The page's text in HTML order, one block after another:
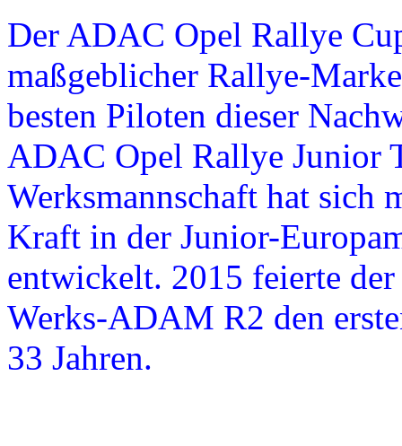
Der ADAC Opel Rallye
maßgeblicher Rallye-
besten Piloten dieser
ADAC Opel Rallye Junior
Werksmannschaft hat sich
Kraft in der Junior-
entwickelt. 2015 feierte
Werks-ADAM R2 den
33 Jahren.